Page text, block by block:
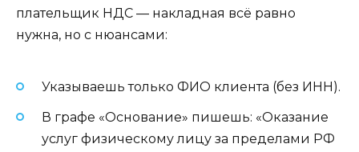
плательщик НДС — накладная всё равно
нужна, но с нюансами:
Указываешь только ФИО клиента (без ИНН).
В графе «Основание» пишешь: «Оказание
услуг физическому лицу за пределами РФ